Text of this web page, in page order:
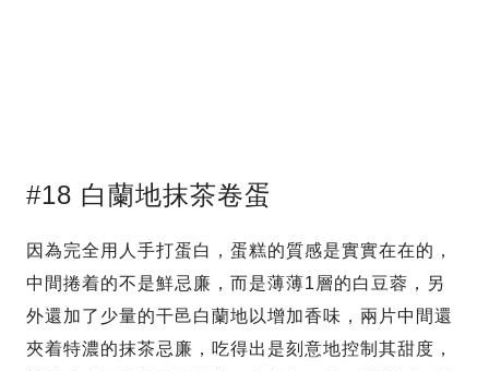
#18 白蘭地抹茶卷蛋
因為完全用人手打蛋白，蛋糕的質感是實實在在的，
中間捲着的不是鮮忌廉，而是薄薄1層的白豆蓉，另
外還加了少量的干邑白蘭地以增加香味，兩片中間還
夾着特濃的抹茶忌廉，吃得出是刻意地控制其甜度，